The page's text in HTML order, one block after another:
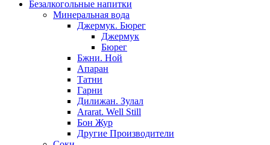
Безалкогольные напитки
Минеральная вода
Джермук. Бюрег
Джермук
Бюрег
Бжни. Ной
Апаран
Татни
Гарни
Дилижан. Зулал
Ararat. Well Still
Бон Жур
Другие Производители